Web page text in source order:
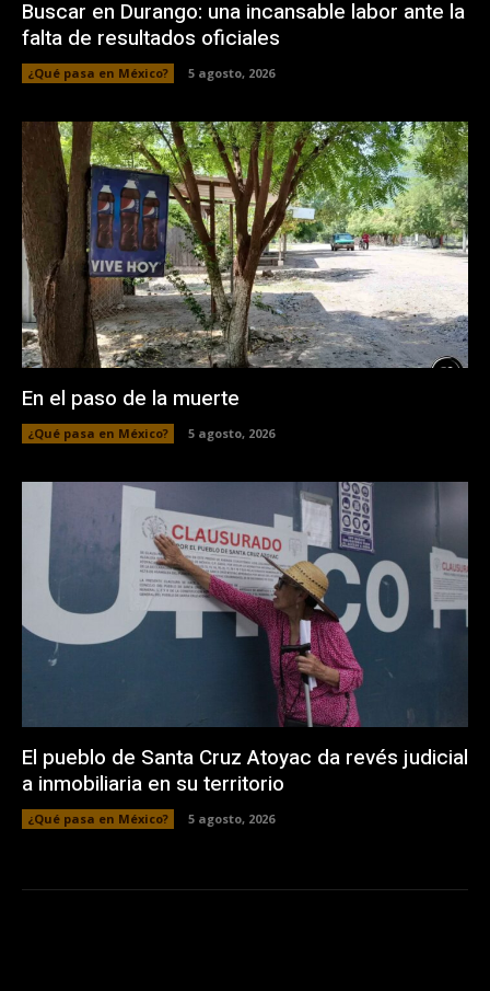
Buscar en Durango: una incansable labor ante la
falta de resultados oficiales
¿Qué pasa en México? 5 agosto, 2026
En el paso de la muerte
¿Qué pasa en México? 5 agosto, 2026
El pueblo de Santa Cruz Atoyac da revés judicial
a inmobiliaria en su territorio
¿Qué pasa en México? 5 agosto, 2026